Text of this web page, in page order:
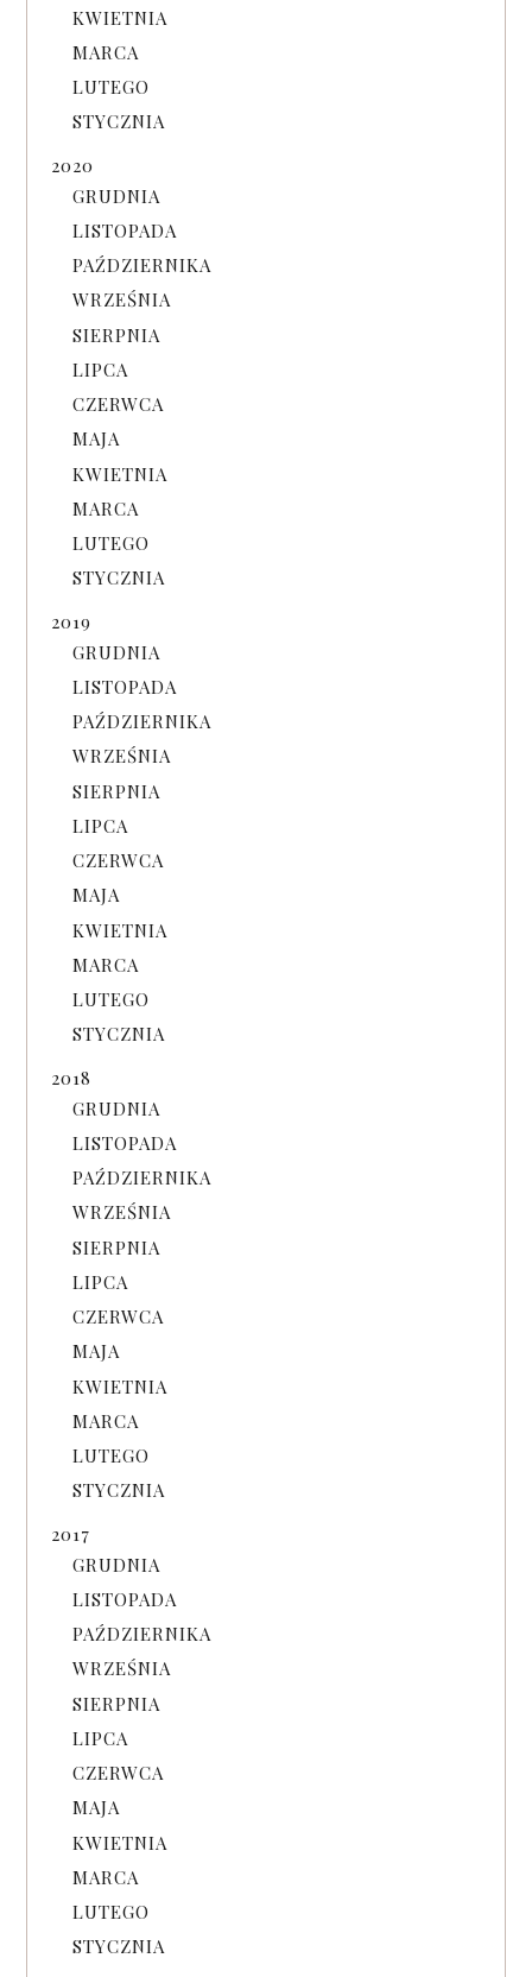
KWIETNIA
MARCA
LUTEGO
STYCZNIA
2020
GRUDNIA
LISTOPADA
PAŹDZIERNIKA
WRZEŚNIA
SIERPNIA
LIPCA
CZERWCA
MAJA
KWIETNIA
MARCA
LUTEGO
STYCZNIA
2019
GRUDNIA
LISTOPADA
PAŹDZIERNIKA
WRZEŚNIA
SIERPNIA
LIPCA
CZERWCA
MAJA
KWIETNIA
MARCA
LUTEGO
STYCZNIA
2018
GRUDNIA
LISTOPADA
PAŹDZIERNIKA
WRZEŚNIA
SIERPNIA
LIPCA
CZERWCA
MAJA
KWIETNIA
MARCA
LUTEGO
STYCZNIA
2017
GRUDNIA
LISTOPADA
PAŹDZIERNIKA
WRZEŚNIA
SIERPNIA
LIPCA
CZERWCA
MAJA
KWIETNIA
MARCA
LUTEGO
STYCZNIA